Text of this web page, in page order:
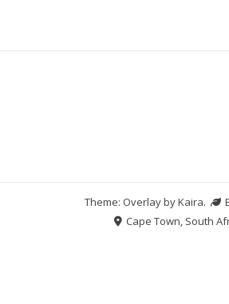
Theme: Overlay byKaira.
Cape Town, South